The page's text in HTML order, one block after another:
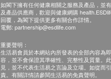
如閣下擁有任何健康相關之服務及產品，並
及產品供應商，歡迎與健康網購
回覆，為閣下提供更多有關合作詳情。
電郵: partnership@esdlife.com
重要聲明：
生活易會員於本網站內所發表的全部內容為
容，並不會保證其準確性、完整性及質量。
見，並不代表生活易之言論及立場。如從而
責。有關詳情請參閱生活易的免責聲明。